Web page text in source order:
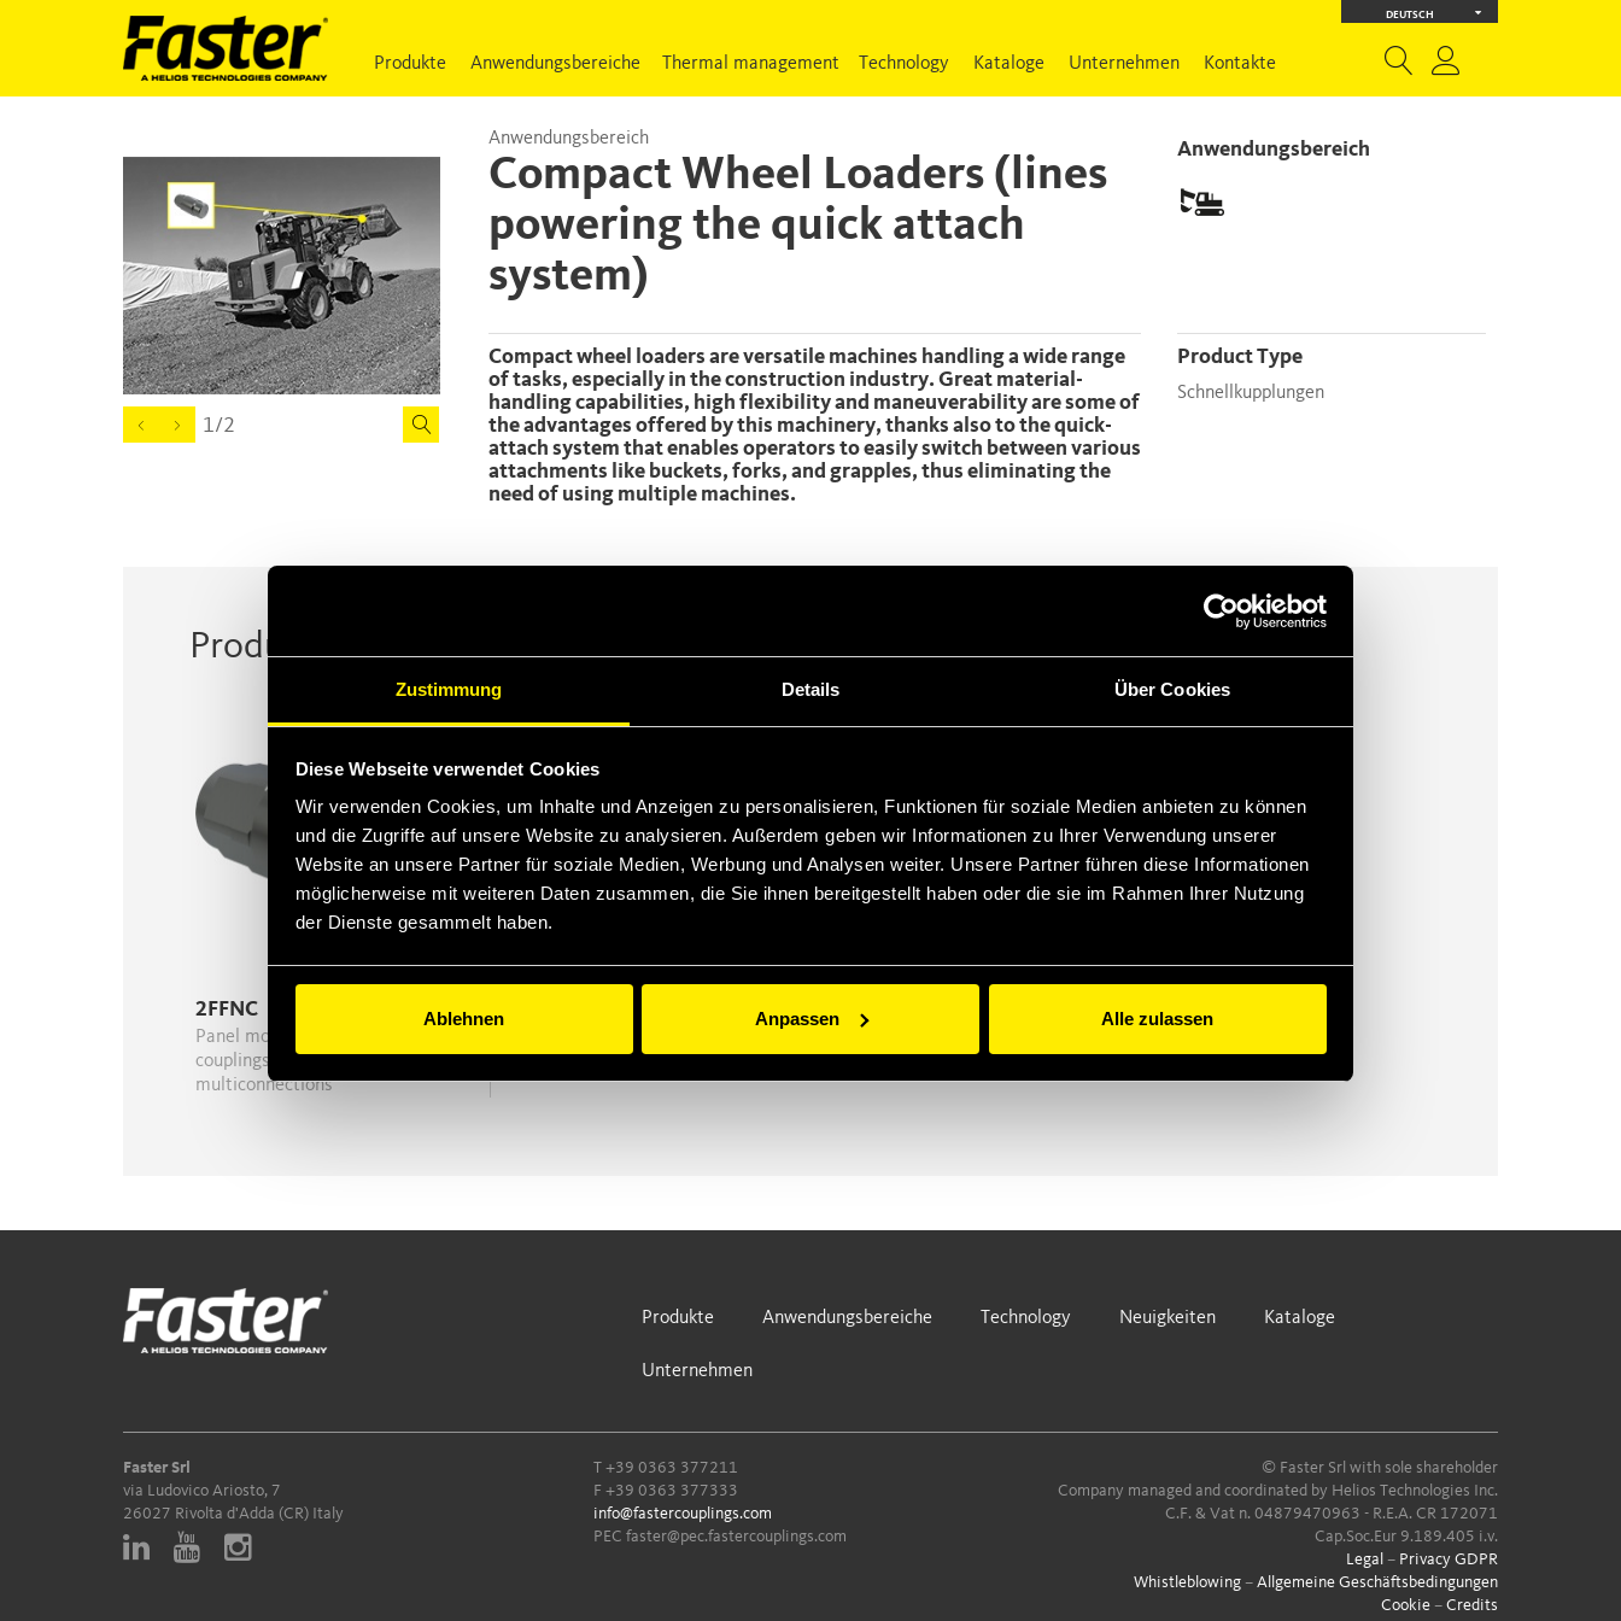
Zustimmung Details Über Cookies
Diese Webseite verwendet Cookies
Wir verwenden Cookies, um Inhalte und Anzeigen zu personalisieren, Funktionen für soziale Medien anbieten zu können
und die Zugriffe auf unsere Website zu analysieren. Außerdem geben wir Informationen zu Ihrer Verwendung unserer
Website an unsere Partner für soziale Medien, Werbung und Analysen weiter. Unsere Partner führen diese Informationen
möglicherweise mit weiteren Daten zusammen, die Sie ihnen bereitgestellt haben oder die sie im Rahmen Ihrer Nutzung
der Dienste gesammelt haben.
Ablehnen Anpassen Alle zulassen
DEUTSCH
Produkte Anwendungsbereiche Thermal management Technology Kataloge Unternehmen Kontakte
1/2
Anwendungsbereich
Compact Wheel Loaders (lines
powering the quick attach
system)
Anwendungsbereich
Compact wheel loaders are versatile machines handling a wide range
of tasks, especially in the construction industry. Great material-
handling capabilities, high flexibility and maneuverability are some of
the advantages offered by this machinery, thanks also to the quick-
attach system that enables operators to easily switch between various
attachments like buckets, forks, and grapples, thus eliminating the
need of using multiple machines.
Product Type
Schnellkupplungen
Product Series
2FFNC
Panel mounting flat face
couplings fitting custom
multiconnections
Produkte Anwendungsbereiche Technology Neuigkeiten Kataloge
Unternehmen
Faster Srl
via Ludovico Ariosto, 7
26027 Rivolta d'Adda (CR) Italy
T +39 0363 377211
F +39 0363 377333
info@fastercouplings.com
PEC faster@pec.fastercouplings.com
© Faster Srl with sole shareholder
Company managed and coordinated by Helios Technologies Inc.
C.F. & Vat n. 04879470963 - R.E.A. CR 172071
Cap.Soc.Eur 9.189.405 i.v.
Legal – Privacy GDPR
Whistleblowing – Allgemeine Geschäftsbedingungen
Cookie – Credits